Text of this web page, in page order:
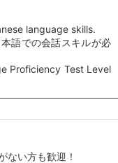
language skills.
語での会話スキルが必
Proficiency Test Level
ない方も歓迎！